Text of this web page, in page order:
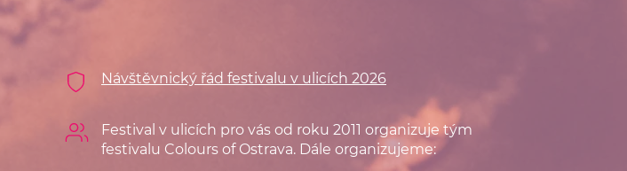
Návštěvnický řád festivalu v ulicích 2026
Festival v ulicích pro vás od roku 2011 organizuje tým
festivalu Colours of Ostrava. Dále organizujeme: